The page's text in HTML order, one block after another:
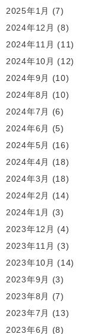
2025年1月
(7)
2024年12月 (8)
2024年11月 (11)
2024年10月 (12)
2024年9月
(10)
2024年8月
(10)
2024年7月
(6)
2024年6月
(5)
2024年5月
(16)
2024年4月
(18)
2024年3月
(18)
2024年2月
(14)
2024年1月
(3)
2023年12月 (4)
2023年11月 (3)
2023年10月 (14)
2023年9月
(3)
2023年8月
(7)
2023年7月
(13)
2023年6月
(8)